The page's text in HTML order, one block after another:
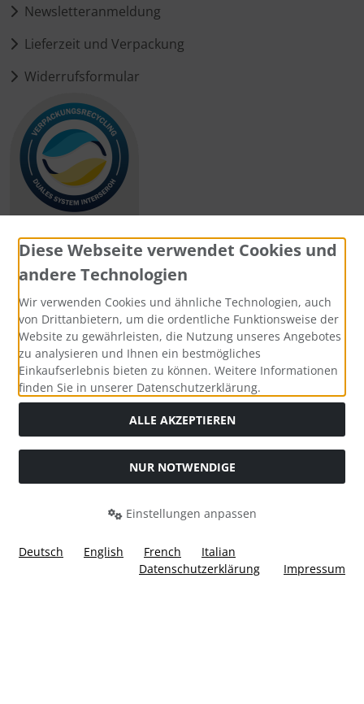
Newsletteranmeldung
Lieferzeit und Verpackung
Widerrufsformular
Zahlungsmethoden
Social Media
Widerrufsformular
Diese Webseite verwendet Cookies und
andere Technologien
Wir verwenden Cookies und ähnliche Technologien, auch
von Drittanbietern, um die ordentliche Funktionsweise der
Website zu gewährleisten, die Nutzung unseres Angebotes
zu analysieren und Ihnen ein bestmögliches
Einkaufserlebnis bieten zu können. Weitere Informationen
finden Sie in unserer Datenschutzerklärung.
ALLE AKZEPTIEREN
NUR NOTWENDIGE
Einstellungen anpassen
Deutsch English French
Italian
Datenschutzerklärung
Impressum